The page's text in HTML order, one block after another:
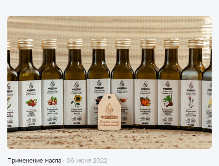
Применение масла 06 июня 2022